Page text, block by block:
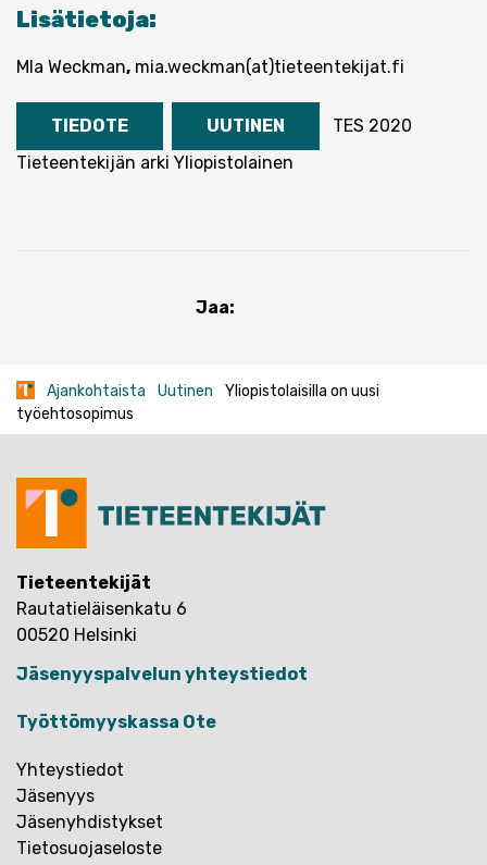
Lisätietoja:
MIa Weckman, mia.weckman(at)tieteentekijat.fi
TIEDOTE UUTINEN
TES 2020
Tieteentekijän arki Yliopistolainen
Jaa:
Ajankohtaista Uutinen
Yliopistolaisilla on uusi
työehtosopimus
Tieteentekijät
Rautatieläisenkatu 6
00520 Helsinki
Jäsenyyspalvelun yhteystiedot
Työttömyyskassa Ote
Yhteystiedot
Jäsenyys
Jäsenyhdistykset
Tietosuojaseloste